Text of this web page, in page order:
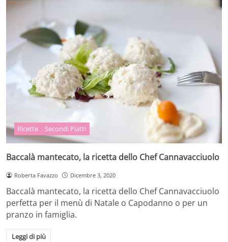
Ricette Secondi Piatti
Baccalà mantecato, la ricetta dello Chef Cannavacciuolo
Roberta Favazzo Dicembre 3, 2020
Baccalà mantecato, la ricetta dello Chef Cannavacciuolo
perfetta per il menù di Natale o Capodanno o per un
pranzo in famiglia.
Leggi di più